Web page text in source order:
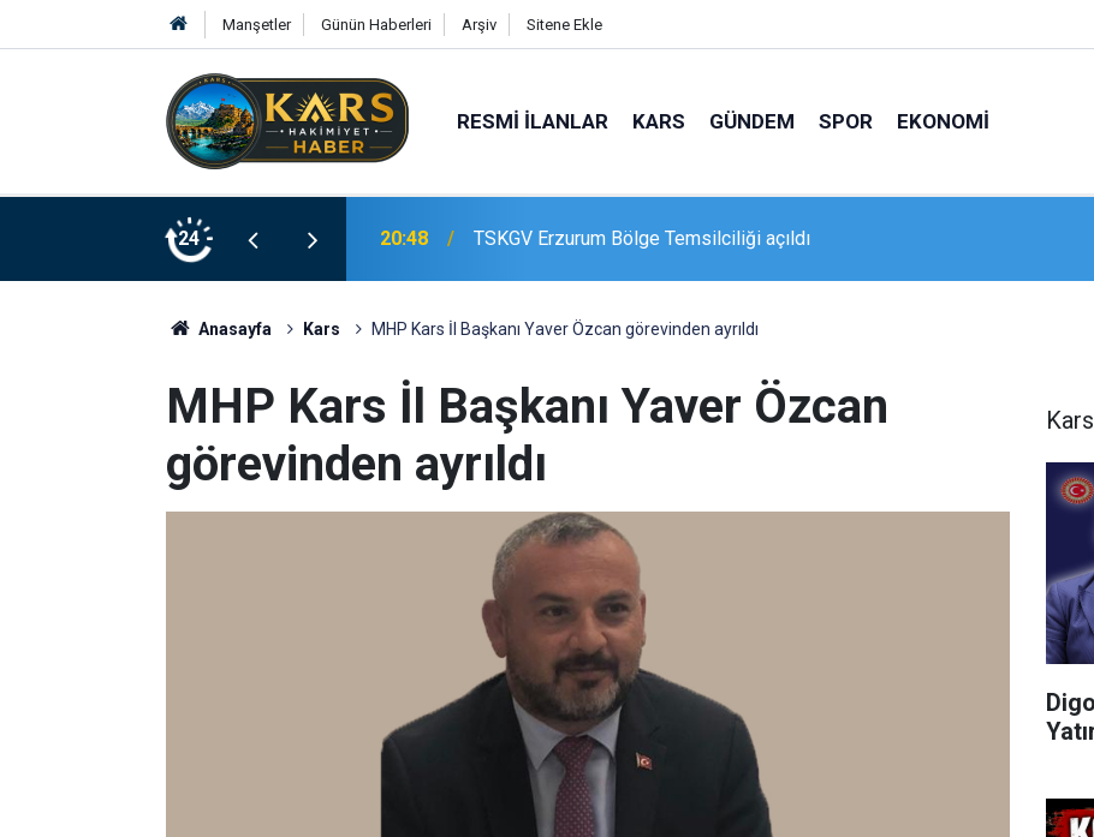
Manşetler Günün Haberleri Arşiv Sitene Ekle
RESMI İLANLAR KARS GÜNDEM SPOR EKONOMI
24 20:36 Digor’a 47,8 Milyonluk Sağlık Yatırımı
Anasayfa Kars MHP Kars İl Başkanı Yaver Özcan görevinden ayrıldı
MHP Kars İl Başkanı Yaver Özcan
görevinden ayrıldı
Kars